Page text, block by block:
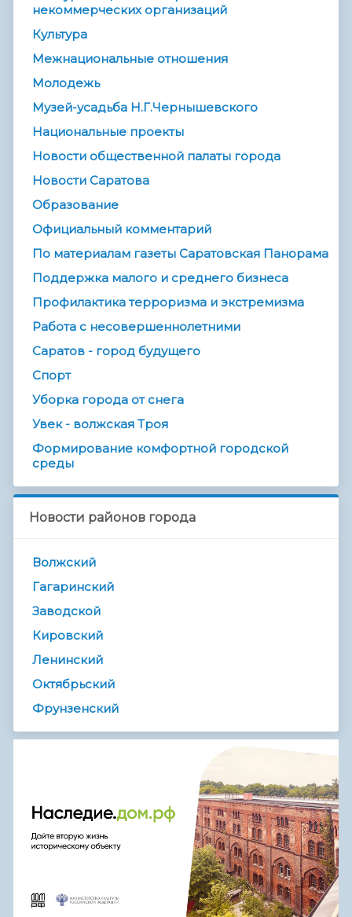
некоммерческих организаций
Культура
Межнациональные отношения
Молодежь
Музей-усадьба Н.Г.Чернышевского
Национальные проекты
Новости общественной палаты города
Новости Саратова
Образование
Официальный комментарий
По материалам газеты Саратовская Панорама
Поддержка малого и среднего бизнеса
Профилактика терроризма и экстремизма
Работа с несовершеннолетними
Саратов - город будущего
Спорт
Уборка города от снега
Увек - волжская Троя
Формирование комфортной городской
среды
Новости районов города
Волжский
Гагаринский
Заводской
Кировский
Ленинский
Октябрьский
Фрунзенский